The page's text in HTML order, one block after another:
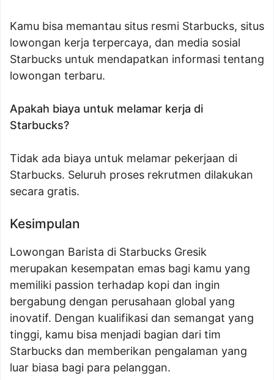
Kamu bisa memantau situs resmi Starbucks, situs
lowongan kerja terpercaya, dan media sosial
Starbucks untuk mendapatkan informasi tentang
lowongan terbaru.
Apakah biaya untuk melamar kerja di
Starbucks?
Tidak ada biaya untuk melamar pekerjaan di
Starbucks. Seluruh proses rekrutmen dilakukan
secara gratis.
Kesimpulan
Lowongan Barista di Starbucks Gresik
merupakan kesempatan emas bagi kamu yang
memiliki passion terhadap kopi dan ingin
bergabung dengan perusahaan global yang
inovatif. Dengan kualifikasi dan semangat yang
tinggi, kamu bisa menjadi bagian dari tim
Starbucks dan memberikan pengalaman yang
luar biasa bagi para pelanggan.